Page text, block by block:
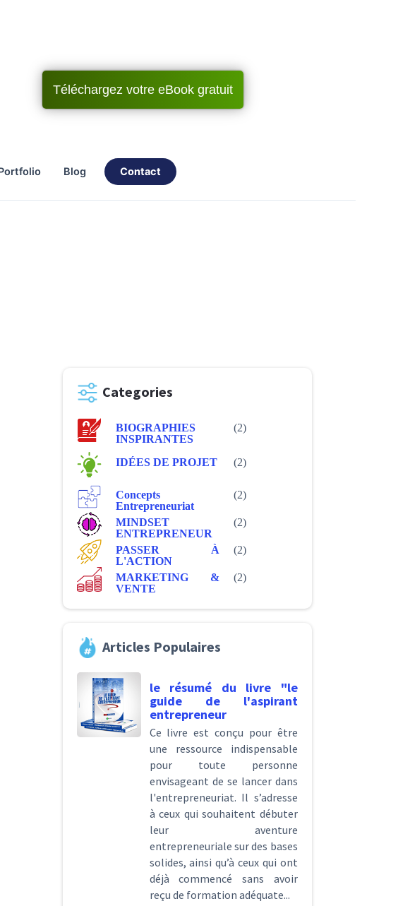
Téléchargez votre eBook gratuit
portfolio blog contact
Categories
BIOGRAPHIES
INSPIRANTES
(2)
IDÉES DE PROJET (2)
Concepts
Entrepreneuriat
(2)
MINDSET
ENTREPRENEUR
(2)
PASSER À
L'ACTION
(2)
MARKETING &
VENTE
(2)
Articles Populaires
le résumé du livre "le
guide de l'aspirant
entrepreneur
Ce livre est conçu pour être
une ressource indispensable
pour toute personne
envisageant de se lancer dans
l'entrepreneuriat. Il s’adresse
à ceux qui souhaitent débuter
leur aventure
entrepreneuriale sur des bases
solides, ainsi qu’à ceux qui ont
déjà commencé sans avoir
reçu de formation adéquate...